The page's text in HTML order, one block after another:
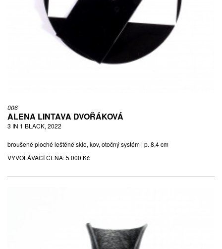
006
ALENA LINTAVA DVOŘÁKOVÁ
3 IN 1 BLACK, 2022
broušené ploché leštěné sklo, kov, otočný systém | p. 8,4 cm
VYVOLÁVACÍ CENA:5 000 Kč